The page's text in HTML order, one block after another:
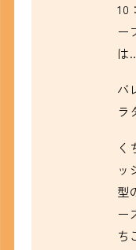
10
ー
は
バ
ラ
く
ッ
型
ー
ち